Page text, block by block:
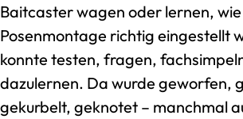
Baitcaster wagen oder lernen,
Posenmontage richtig eingestellt
konnte testen, fragen,
dazulernen. Da wurde geworfen,
gekurbelt, geknotet – manchmal